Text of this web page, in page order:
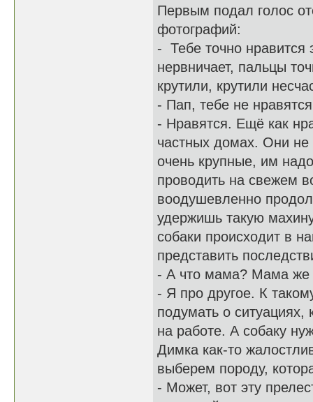
Первым подал голос
фотографий:
- Тебе точно нравится
нервничает, пальцы
крутили, крутили
- Пап, тебе не
- Нравятся. Ещё как
частных домах. Они
очень крупные, им
проводить на свежем
воодушевленно
удержишь такую
собаки происходит в
представить
- А что мама? Мама же
- Я про другое. К
подумать о
на работе. А собаку
Димка как-то
выберем породу,
- Может, вот эту